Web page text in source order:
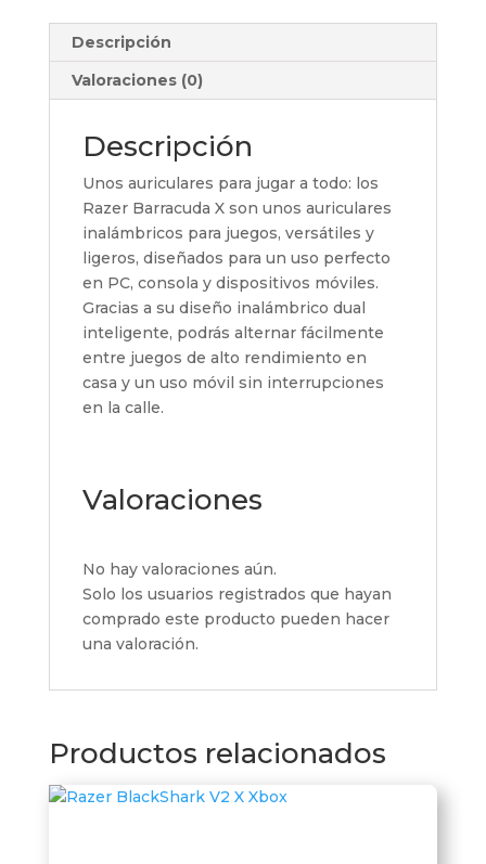
Descripción
Valoraciones (0)
Descripción
Unos auriculares para jugar a todo: los
Razer Barracuda X son unos auriculares
inalámbricos para juegos, versátiles y
ligeros, diseñados para un uso perfecto
en PC, consola y dispositivos móviles.
Gracias a su diseño inalámbrico dual
inteligente, podrás alternar fácilmente
entre juegos de alto rendimiento en
casa y un uso móvil sin interrupciones
en la calle.
Valoraciones
No hay valoraciones aún.
Solo los usuarios registrados que hayan
comprado este producto pueden hacer
una valoración.
Productos relacionados